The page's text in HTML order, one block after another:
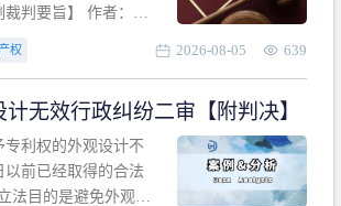
旨】 作者：浙
王梨华 周靖超 【导
码剪码刮标剪标的商
：15省市是否侵权案
权 2026-08-05 639
无效行政纠纷二审【附判决】
专利权的外观设计不
前已经取得的合法
法目的是避免外观设